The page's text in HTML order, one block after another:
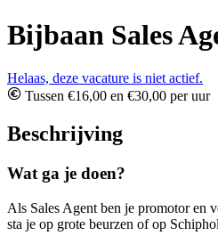
Bijbaan Sales
Helaas, deze vacature is niet actief.
Tussen €16,00 en €30,00 per uur
Beschrijving
Wat ga je doen?
Als Sales Agent ben je promotor en
sta je op grote beurzen of op